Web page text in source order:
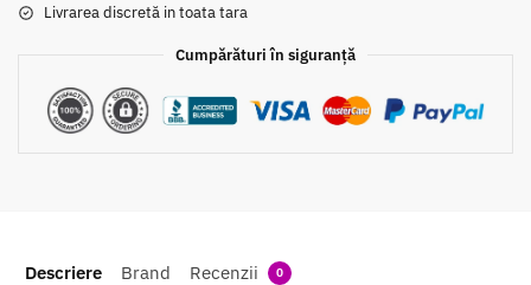
Livrarea discretă in toata tara
Cumpărături în siguranță
Descriere Brand Recenzii 0